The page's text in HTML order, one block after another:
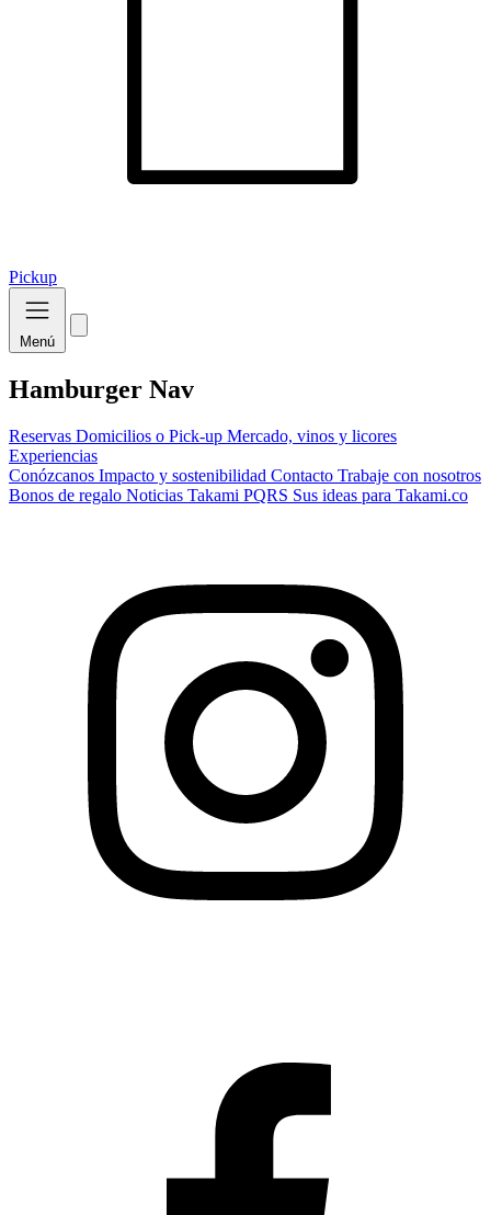
Pickup
Menú
Hamburger Nav
Reservas Domicilios o Pick-up Mercado, vinos y licores
Experiencias
Conózcanos Impacto y sostenibilidad Contacto Trabaje con nosotros
Bonos de regalo Noticias Takami PQRS Sus ideas para Takami.co